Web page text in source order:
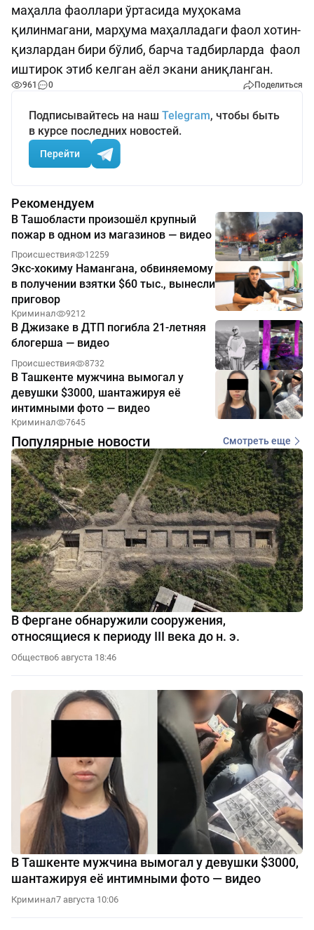
маҳалла фаоллари ўртасида муҳокама
қилинмагани, марҳума маҳалладаги фаол хотин-
қизлардан бири бўлиб, барча тадбирларда фаол
иштирок этиб келган аёл экани аниқланган.
961 0 Поделиться
Подписывайтесь на наш Telegram, чтобы быть
в курсе последних новостей.
Перейти
Рекомендуем
В Ташобласти произошёл крупный
пожар в одном из магазинов — видео
Происшествия 12259
Экс-хокиму Намангана, обвиняемому
в получении взятки $60 тыс., вынесли
приговор
Криминал 9212
В Джизаке в ДТП погибла 21-летняя
блогерша — видео
Происшествия 8732
В Ташкенте мужчина вымогал у
девушки $3000, шантажируя её
интимными фото — видео
Криминал 7645
Популярные новости Смотреть еще
В Фергане обнаружили сооружения,
относящиеся к периоду III века до н. э.
Общество6 августа 18:46
В Ташкенте мужчина вымогал у девушки $3000,
шантажируя её интимными фото — видео
Криминал7 августа 10:06